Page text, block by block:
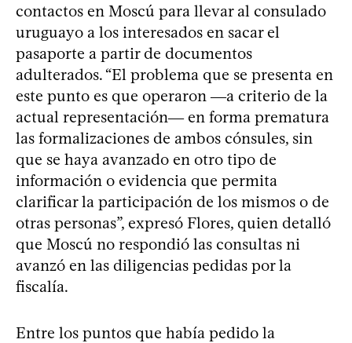
contactos en Moscú para llevar al consulado
uruguayo a los interesados en sacar el
pasaporte a partir de documentos
adulterados. “El problema que se presenta en
este punto es que operaron ―a criterio de la
actual representación― en forma prematura
las formalizaciones de ambos cónsules, sin
que se haya avanzado en otro tipo de
información o evidencia que permita
clarificar la participación de los mismos o de
otras personas”, expresó Flores, quien detalló
que Moscú no respondió las consultas ni
avanzó en las diligencias pedidas por la
fiscalía.
Entre los puntos que había pedido la